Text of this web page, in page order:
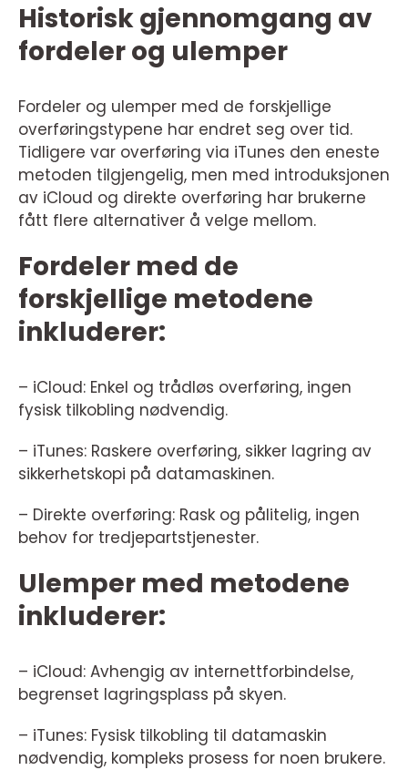
Historisk gjennomgang av
fordeler og ulemper
Fordeler og ulemper med de forskjellige
overføringstypene har endret seg over tid.
Tidligere var overføring via iTunes den eneste
metoden tilgjengelig, men med introduksjonen
av iCloud og direkte overføring har brukerne
fått flere alternativer å velge mellom.
Fordeler med de
forskjellige metodene
inkluderer:
– iCloud: Enkel og trådløs overføring, ingen
fysisk tilkobling nødvendig.
– iTunes: Raskere overføring, sikker lagring av
sikkerhetskopi på datamaskinen.
– Direkte overføring: Rask og pålitelig, ingen
behov for tredjepartstjenester.
Ulemper med metodene
inkluderer:
– iCloud: Avhengig av internettforbindelse,
begrenset lagringsplass på skyen.
– iTunes: Fysisk tilkobling til datamaskin
nødvendig, kompleks prosess for noen brukere.